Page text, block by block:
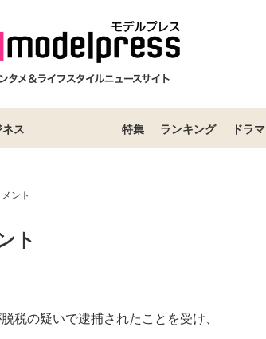
ス 特集 ランキング ドラマ
ント
ト
税の疑いで逮捕されたことを受け、